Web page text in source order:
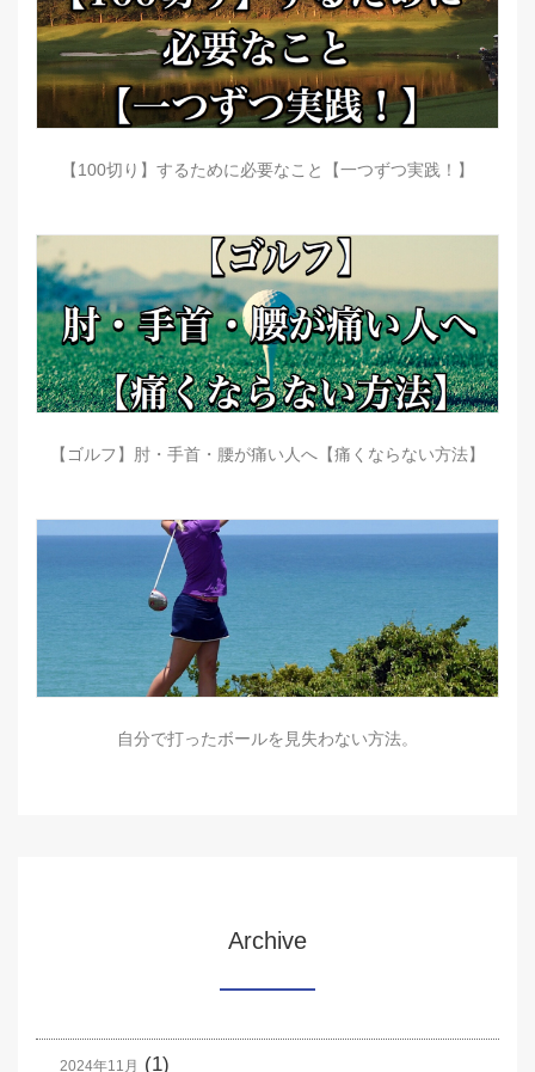
【100切り】するために必要なこと【一つずつ実践！】
【ゴルフ】肘・手首・腰が痛い人へ【痛くならない方法】
自分で打ったボールを見失わない方法。
Archive
2024年11月 (1)